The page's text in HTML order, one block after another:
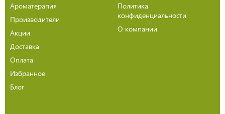
Ароматерапия
Производители
Акции
Доставка
Оплата
Избранное
Блог
Политика
конфиденциальности
О компании